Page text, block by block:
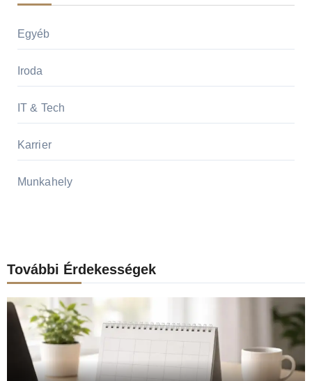
Egyéb
Iroda
IT & Tech
Karrier
Munkahely
További Érdekességek